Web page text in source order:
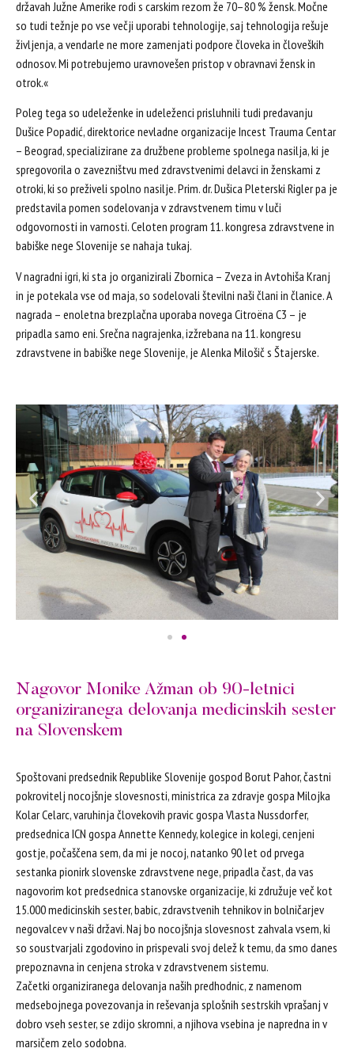
državah Južne Amerike rodi s carskim rezom že 70–80 % žensk. Močne
so tudi težnje po vse večji uporabi tehnologije, saj tehnologija rešuje
življenja, a vendarle ne more zamenjati podpore človeka in človeških
odnosov. Mi potrebujemo uravnovešen pristop v obravnavi žensk in
otrok.«
Poleg tega so udeleženke in udeleženci prisluhnili tudi predavanju
Dušice Popadić, direktorice nevladne organizacije Incest Trauma Centar
– Beograd, specializirane za družbene probleme spolnega nasilja, ki je
spregovorila o zavezništvu med zdravstvenimi delavci in ženskami z
otroki, ki so preživeli spolno nasilje. Prim. dr. Dušica Pleterski Rigler pa je
predstavila pomen sodelovanja v zdravstvenem timu v luči
odgovornosti in varnosti. Celoten program 11. kongresa zdravstvene in
babiške nege Slovenije se nahaja tukaj.
V nagradni igri, ki sta jo organizirali Zbornica – Zveza in Avtohiša Kranj
in je potekala vse od maja, so sodelovali številni naši člani in članice. A
nagrada – enoletna brezplačna uporaba novega Citroëna C3 – je
pripadla samo eni. Srečna nagrajenka, izžrebana na 11. kongresu
zdravstvene in babiške nege Slovenije, je Alenka Milošič s Štajerske.
Nagovor Monike Ažman ob 90-letnici
organiziranega delovanja medicinskih sester
na Slovenskem
Spoštovani predsednik Republike Slovenije gospod Borut Pahor, častni
pokrovitelj nocojšnje slovesnosti, ministrica za zdravje gospa Milojka
Kolar Celarc, varuhinja človekovih pravic gospa Vlasta Nussdorfer,
predsednica ICN gospa Annette Kennedy, kolegice in kolegi, cenjeni
gostje, počaščena sem, da mi je nocoj, natanko 90 let od prvega
sestanka pionirk slovenske zdravstvene nege, pripadla čast, da vas
nagovorim kot predsednica stanovske organizacije, ki združuje več kot
15.000 medicinskih sester, babic, zdravstvenih tehnikov in bolničarjev
negovalcev v naši državi. Naj bo nocojšnja slovesnost zahvala vsem, ki
so soustvarjali zgodovino in prispevali svoj delež k temu, da smo danes
prepoznavna in cenjena stroka v zdravstvenem sistemu.
Začetki organiziranega delovanja naših predhodnic, z namenom
medsebojnega povezovanja in reševanja splošnih sestrskih vprašanj v
dobro vseh sester, se zdijo skromni, a njihova vsebina je napredna in v
marsičem zelo sodobna.